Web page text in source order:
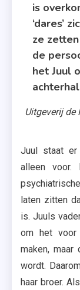
is
‘dares’
ze
de
het Juul
Uitgeverij de
Juul staat
alleen voor.
laten zitten
is. Juuls
om het voor
maken,
wordt.
haar broer.